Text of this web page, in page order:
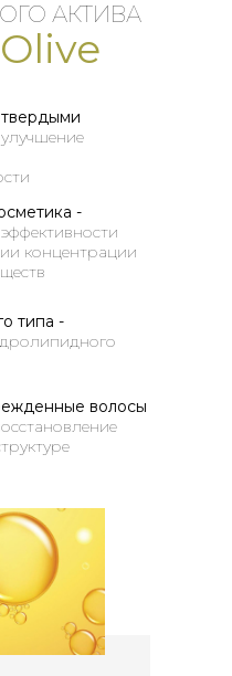
АКТИВА
улучшение
типа -
-
концентрации
волосы